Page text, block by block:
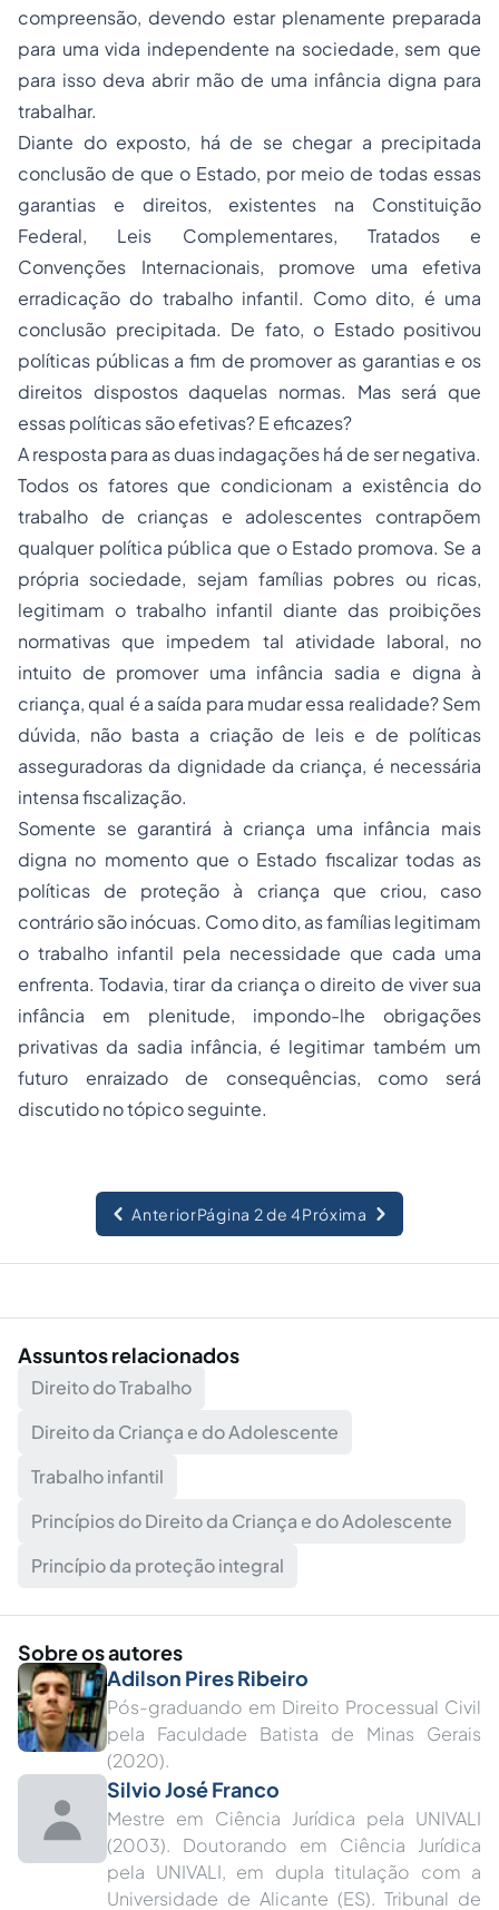
compreensão, devendo estar plenamente preparada
para uma vida independente na sociedade, sem que
para isso deva abrir mão de uma infância digna para
trabalhar.
Diante do exposto, há de se chegar a precipitada
conclusão de que o Estado, por meio de todas essas
garantias e direitos, existentes na Constituição
Federal, Leis Complementares, Tratados e
Convenções Internacionais, promove uma efetiva
erradicação do trabalho infantil. Como dito, é uma
conclusão precipitada. De fato, o Estado positivou
políticas públicas a fim de promover as garantias e os
direitos dispostos daquelas normas. Mas será que
essas políticas são efetivas? E eficazes?
A resposta para as duas indagações há de ser negativa.
Todos os fatores que condicionam a existência do
trabalho de crianças e adolescentes contrapõem
qualquer política pública que o Estado promova. Se a
própria sociedade, sejam famílias pobres ou ricas,
legitimam o trabalho infantil diante das proibições
normativas que impedem tal atividade laboral, no
intuito de promover uma infância sadia e digna à
criança, qual é a saída para mudar essa realidade? Sem
dúvida, não basta a criação de leis e de políticas
asseguradoras da dignidade da criança, é necessária
intensa fiscalização.
Somente se garantirá à criança uma infância mais
digna no momento que o Estado fiscalizar todas as
políticas de proteção à criança que criou, caso
contrário são inócuas. Como dito, as famílias legitimam
o trabalho infantil pela necessidade que cada uma
enfrenta. Todavia, tirar da criança o direito de viver sua
infância em plenitude, impondo-lhe obrigações
privativas da sadia infância, é legitimar também um
futuro enraizado de consequências, como será
discutido no tópico seguinte.
AnteriorPágina 2 de 4Próxima
Assuntos relacionados
Direito do Trabalho
Direito da Criança e do Adolescente
Trabalho infantil
Princípios do Direito da Criança e do Adolescente
Princípio da proteção integral
Sobre os autores
Adilson Pires Ribeiro
Pós-graduando em Direito Processual Civil
pela Faculdade Batista de Minas Gerais
(2020).
Silvio José Franco
Mestre em Ciência Jurídica pela UNIVALI
(2003). Doutorando em Ciência Jurídica
pela UNIVALI, em dupla titulação com a
Universidade de Alicante (ES). Tribunal de